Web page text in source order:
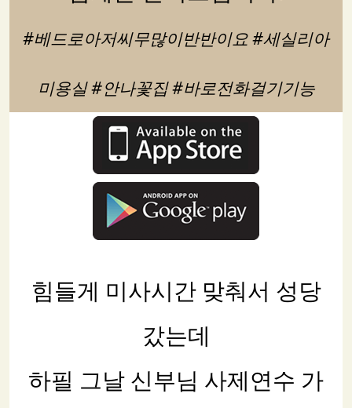
#베드로아저씨무많이반반이요 #세실리아
미용실 #안나꽃집 #바로전화걸기기능
힘들게 미사시간 맞춰서 성당
갔는데
하필 그날 신부님 사제연수 가